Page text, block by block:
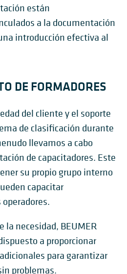
están
a la documentación
introducción efectiva al
DE FORMADORES
del cliente y el soporte
de clasificación durante
llevamos a cabo
de capacitadores. Este
su propio grupo interno
capacitar
la necesidad, BEUMER
a proporcionar
para garantizar
problemas.